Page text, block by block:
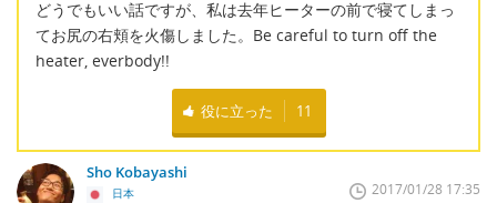
どうでもいい話ですが、私は去年ヒーターの前で寝てしまっ
てお尻の右頬を火傷しました。Be careful to turn off the
heater, everbody!!
役に立った 11
Sho Kobayashi
日本 2017/01/28 17:35